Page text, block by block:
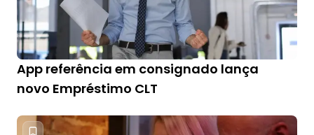
App referência em consignado lança
novo Empréstimo CLT